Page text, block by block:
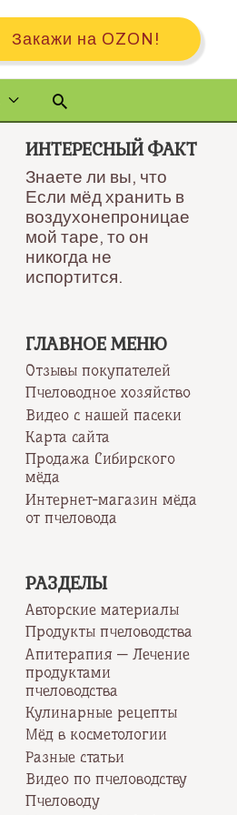
Закажи на OZON!
Поиск
ИНТЕРЕСНЫЙ ФАКТ
Знаете ли вы, что
Если мёд хранить в
воздухонепроницае
мой таре, то он
никогда не
испортится.
ГЛАВНОЕ МЕНЮ
Отзывы покупателей
Пчеловодное хозяйство
Видео с нашей пасеки
Карта сайта
Продажа Сибирского
мёда
Интернет-магазин мёда
от пчеловода
РАЗДЕЛЫ
Авторские материалы
Продукты пчеловодства
Апитерапия — Лечение
продуктами
пчеловодства
Кулинарные рецепты
Мёд в косметологии
Разные статьи
Видео по пчеловодству
Пчеловоду